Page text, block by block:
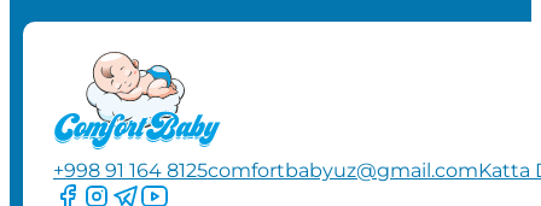
+998 91 164 8125comfortbabyuz@gmail.comKatta
Следите за нами на Facebook
Следите за нами в Instagram
Следите за нами в Telegram
Следите за нами в YouTube